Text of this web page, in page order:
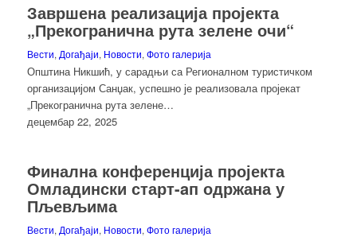
Завршена реализација пројекта
„Прекогранична рута зелене очи“
Вести, Догађаји, Новости, Фото галерија
Општина Никшић, у сарадњи са Регионалном туристичком
организацијом Санџак, успешно је реализовала пројекат
„Прекогранична рута зелене…
децембар 22, 2025
Финална конференција пројекта
Омладински старт-aп одржана у
Пљевљима
Вести, Догађаји, Новости, Фото галерија